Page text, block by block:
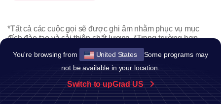
You're browsing from United States
Some programs may
not be available in your location.
Switch to upGrad US
*Tất cả các cuộc gọi sẽ được ghi âm nhằm phục vụ mục
đích đào tạo và cải thiện chất lượng. *Trong trường hợp
không thể trả lời cuộc gọi của bạn, chúng tôi sẽ liên hệ lại
ngay khi có thể.
Lưu ý